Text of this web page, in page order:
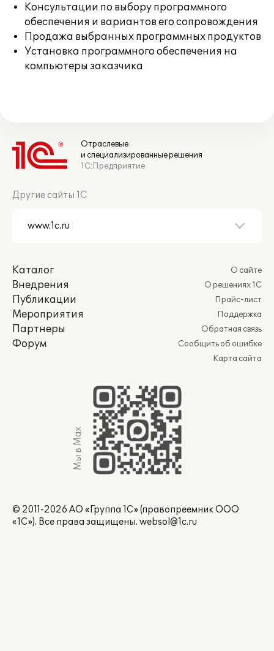
Консультации по выбору программного
обеспечения и вариантов его сопровождения
Продажа выбранных программных продуктов
Установка программного обеспечения на
компьютеры заказчика
Отраслевые
и специализированные решения
1С:Предприятие
Другие сайты 1С
Каталог
Внедрения
Публикации
Мероприятия
Партнеры
Форум
О сайте
О решениях 1С
Прайс-лист
Поддержка
Обратная связь
Сообщить об ошибке
Карта сайта
Мы в Max
© 2011-2026 АО «Группа 1С» (правопреемник ООО
«1С»). Все права защищены. websol@1c.ru